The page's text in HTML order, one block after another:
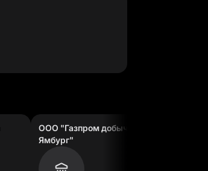
ООО "Газпром добыча
Ямбург"